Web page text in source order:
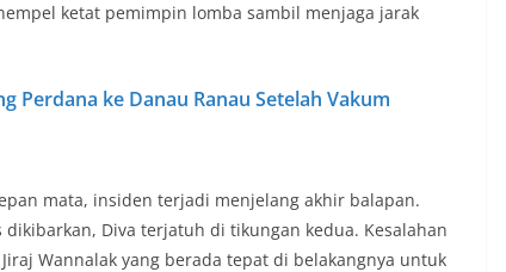
ketat pemimpin lomba sambil menjaga jarak
Perdana ke Danau Ranau Setelah Vakum
mata, insiden terjadi menjelang akhir balapan.
Diva terjatuh di tikungan kedua. Kesalahan
Wannalak yang berada tepat di belakangnya untuk